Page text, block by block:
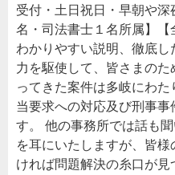
受付・土日祝日・早朝や深
名・司法書士１名所属】【
わかりやすい説明、徹底
力を駆使して、皆さまの
ってきた案件は多岐にわ
当要求への対応及び刑事事
す。 他の事務所では話も
を耳にいたしますが、皆
ければ問題解決の糸口が見